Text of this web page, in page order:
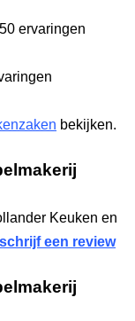
ervaringen
bekijken.
Keuken en
schrijf een review